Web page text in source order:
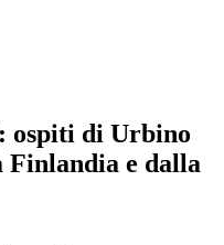
ospiti di Urbino
Finlandia e dalla